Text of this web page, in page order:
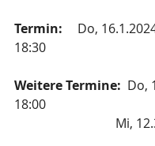
Termin:
18:30
Weitere Termine: Do,
18:00
Mi,